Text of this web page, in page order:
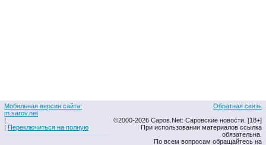
Мобильная версия сайта:
m.sarov.net
|
| Переключиться на полную
Обратная связь
©2000-2026 Саров.Net: Саровские новости. [18+]
При использовании материалов ссылка
обязательна.
По всем вопросам обращайтесь на